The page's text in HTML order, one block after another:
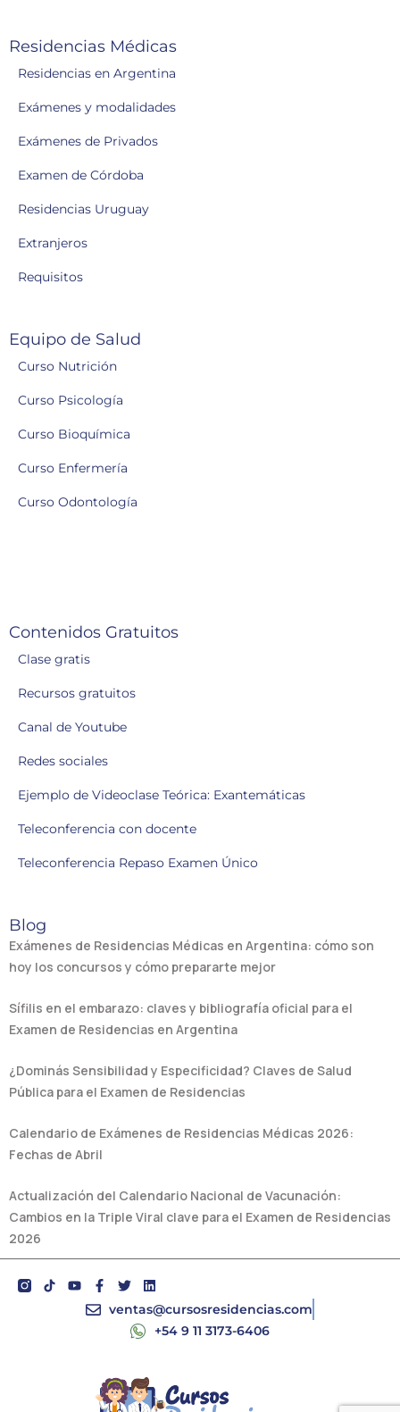
Residencias Médicas
Residencias en Argentina
Exámenes y modalidades
Exámenes de Privados
Examen de Córdoba
Residencias Uruguay
Extranjeros
Requisitos
Equipo de Salud
Curso Nutrición
Curso Psicología
Curso Bioquímica
Curso Enfermería
Curso Odontología
Contenidos Gratuitos
Clase gratis
Recursos gratuitos
Canal de Youtube
Redes sociales
Ejemplo de Videoclase Teórica: Exantemáticas
Teleconferencia con docente
Teleconferencia Repaso Examen Único
Blog
Exámenes de Residencias Médicas en Argentina: cómo son
hoy los concursos y cómo prepararte mejor
Sífilis en el embarazo: claves y bibliografía oficial para el
Examen de Residencias en Argentina
¿Dominás Sensibilidad y Especificidad? Claves de Salud
Pública para el Examen de Residencias
Calendario de Exámenes de Residencias Médicas 2026:
Fechas de Abril
Actualización del Calendario Nacional de Vacunación:
Cambios en la Triple Viral clave para el Examen de Residencias
2026
Y
o
F
a
c
k
-
f
T
w
i
L
i
n
e
n
ventas@cursosresidencias.com
+54 9 11 3173-6406